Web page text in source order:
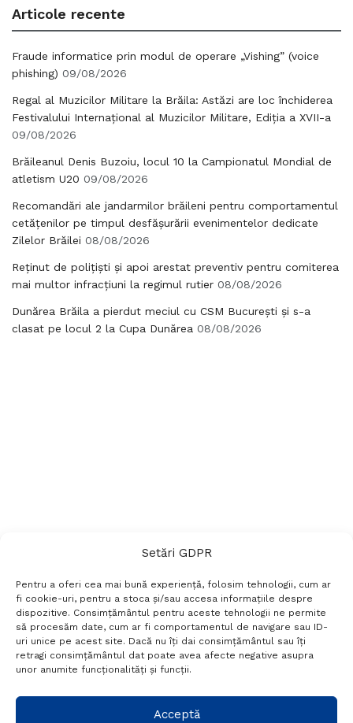
Setări GDPR
Pentru a oferi cea mai bună experiență, folosim tehnologii, cum ar
fi cookie-uri, pentru a stoca și/sau accesa informațiile despre
dispozitive. Consimțământul pentru aceste tehnologii ne permite
să procesăm date, cum ar fi comportamentul de navigare sau ID-
uri unice pe acest site. Dacă nu îți dai consimțământul sau îți
retragi consimțământul dat poate avea afecte negative asupra
unor anumite funcționalități și funcții.
Acceptă
Articole recente
Fraude informatice prin modul de operare „Vishing” (voice
phishing) 09/08/2026
Regal al Muzicilor Militare la Brăila: Astăzi are loc închiderea
Festivalului Internațional al Muzicilor Militare, Ediția a XVII-a
09/08/2026
Brăileanul Denis Buzoiu, locul 10 la Campionatul Mondial de
atletism U20 09/08/2026
Recomandări ale jandarmilor brăileni pentru comportamentul
cetățenilor pe timpul desfășurării evenimentelor dedicate
Zilelor Brăilei 08/08/2026
Reținut de polițiști și apoi arestat preventiv pentru comiterea
mai multor infracțiuni la regimul rutier 08/08/2026
Dunărea Brăila a pierdut meciul cu CSM București și s-a
clasat pe locul 2 la Cupa Dunărea 08/08/2026
Termeni si conditii
Politică de confidențialitate
Politica cookies
Setări GDPR
+40 788 760 194